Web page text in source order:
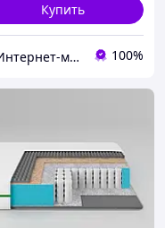
Купить
🐈 Интернет-магазин "Котяра-мебель" Наша мебель в каждый дом kotyara-mebel.com 100%